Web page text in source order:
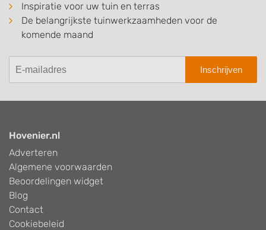
Inspiratie voor uw tuin en terras
De belangrijkste tuinwerkzaamheden voor de
komende maand
Inschrijven
Hovenier.nl
Adverteren
Algemene voorwaarden
Beoordelingen widget
Blog
Contact
Cookiebeleid